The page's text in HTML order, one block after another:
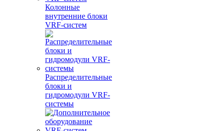
Колонные
внутренние блоки
VRF-систем
Распределительные
блоки и
гидромодули VRF-
системы